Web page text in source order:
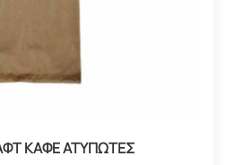
ΚΑΦΕ ΑΤΥΠΩΤΕΣ